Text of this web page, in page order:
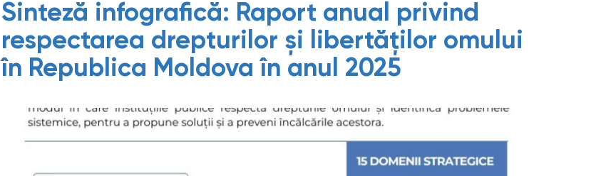
Sinteză infografică: Raport anual privind
respectarea drepturilor și libertăților omului
în Republica Moldova în anul 2025